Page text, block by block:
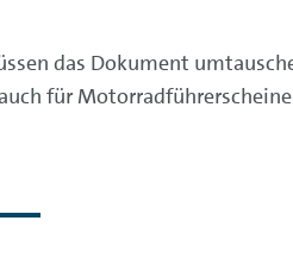
das Dokument
für